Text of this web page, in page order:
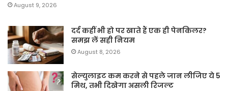
August 9, 2026
दर्द कहीं भी हो पर खाते हैं एक ही पेनकिलर?
समझ लें सही नियम
August 8, 2026
सेल्युलाइट कम करने से पहले जान लीजिए ये 5
मिथ, तभी दिखेगा असली रिजल्ट